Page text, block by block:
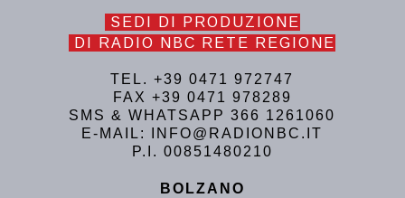
SEDI DI PRODUZIONE
DI RADIO NBC RETE REGIONE
TEL. +39 0471 972747
FAX +39 0471 978289
SMS & WHATSAPP 366 1261060
E-MAIL: INFO@RADIONBC.IT
P.I. 00851480210
BOLZANO